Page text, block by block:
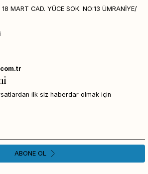
MART CAD. YÜCE SOK. NO:13 ÜMRANİYE/
ilk siz haberdar olmak için
ABONE OL